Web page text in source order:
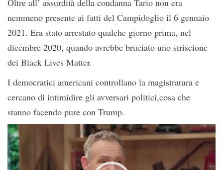
nemmeno presente ai fatti del Campidoglio il 6 gennaio
2021. Era stato arrestato qualche giorno prima, nel
dicembre 2020, quando avrebbe bruciato uno striscione
dei Black Lives Matter.
I democratici americani controllano la magistratura e
cercano di intimidire gli avversari politici,cosa che
stanno facendo pure con Trump.
Video
Player